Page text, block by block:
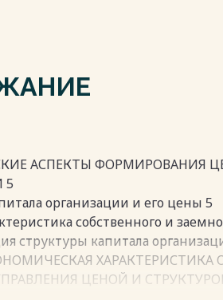
АСПЕКТЫ ФОРМИРОВАНИЯ
5
организации и его цены 5
собственного и
структуры капитала
ХАРАКТЕРИСТИКА
ЦЕНОЙ И